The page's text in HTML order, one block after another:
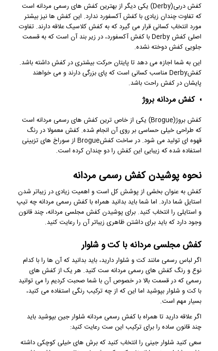
کفش دربی(Derby) یکی دیگر از بهترین کفش های رسمی مردانه است
که تفاوت چندان زیادی با کفش آکسفورد ندارد. این کفش ها نیز بیشتر
مورد انتخاب کسانی قرار می گیرد که به کفش کلاسیک علاقه دارند. تفاوت
اصلی کفش Derby با کفش آکسفورد، در زیر بند آن است که به قسمت
جلویی کفش دوخته نشده.
این به شما اجازه می دهد تا پایتان حرکت بیشتری در کفش داشته باشد.
کفشDerby مناسب کسانی است که پای بزرگی دارند و می خواهند
پایشان در کفش راحت باشد.
کفش مردانه بروژ
کفش بروژ(Brogue) یکی از خاص ترین کفش های رسمی مردانه است
که طراحی خیلی حساسی بر روی آن انجام شده. کفش معمولا در رنگ
قهوه ای تولید می شود. در ساخت کفشBrogue از سوراخ های تزیینی
استفاده شده که زیبایی این کفش را دو چندان کرده است.
نحوه پوشیدن کفش رسمی مردانه
کفش به عنوان بخشی از پوشش کل است و اهمیت زیادی در زیباتر شدن
استایل شما دارد. اما شما باید بدانید همراه با کفش رسمی مردانه چه تیپ
و استایلی را انتخاب کنید. برای پوشیدن کفش مجلسی مردانه، چند قانون
وجود دارد که باید برای داشتن ظاهری زیباتر آن را رعایت کنید.
کفش مجلسی مردانه با کت و شلوار
اگر لباس رسمی مانند کت و شلوار دارید، باید بدانید که آن ها را با کدام
نوع و رنگ کفش های رسمی مردانه ست کنید. هر یک از کفش های
رسمی که در قسمت بالا در خصوص آن با شما صحبت کردیم را می توانید
با کت و شلوار بپوشید اما این که از چه ترکیب رنگی استفاده می کنید،
بسیار مهم است.
اگر علاقه دارید تا همراه با کفش رسمی مردانه شلوار جین بپوشید باید
چند قانون ساده را برای ترکیب این ست رعایت کنید:
سعی کنید شلوار جینی را انتخاب کنید که برش های خیلی کوچکی داشته